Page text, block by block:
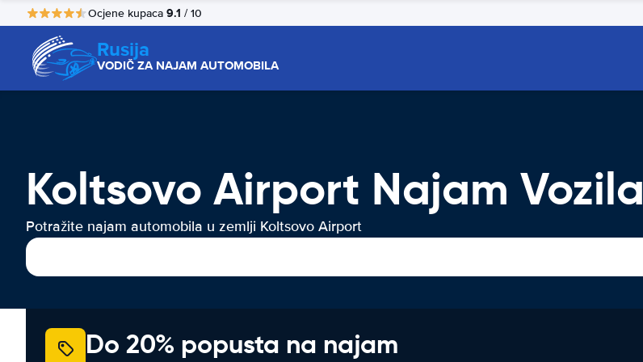
Ocjene kupaca 9.1 / 10
Rusija
VODIČ ZA NAJAM AUTOMOBILA
Koltsovo Airport Najam Vozila
Potražite najam automobila u zemlji Koltsovo Airport
Do 20% popusta na najam